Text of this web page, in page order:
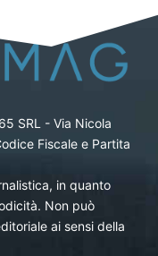
SRL - Via Nicola
Fiscale e Partita
in quanto
Non può
ai sensi della